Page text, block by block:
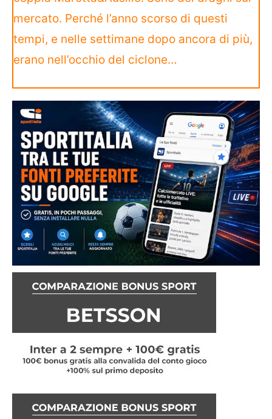
mercato. Perché l’anno scorso di questi
tempi, e nelle settimane dopo ancora di più,
erano nell’occhio del ciclone…